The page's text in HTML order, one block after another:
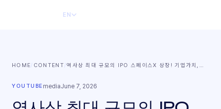
EN
HOME/ CONTENT/역사상 최대 규모의 IPO 스페이스X 상장! 기업가치, …
YOUTUBE mediaJune 7, 2026